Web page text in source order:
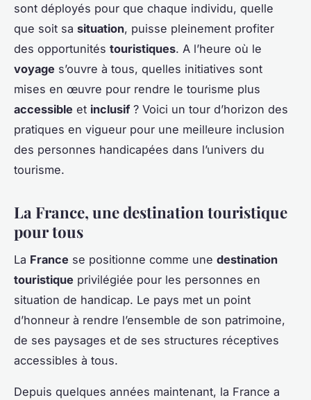
sont déployés pour que chaque individu, quelle
que soit sa situation, puisse pleinement profiter
des opportunités touristiques. A l’heure où le
voyage s’ouvre à tous, quelles initiatives sont
mises en œuvre pour rendre le tourisme plus
accessible et inclusif? Voici un tour d’horizon des
pratiques en vigueur pour une meilleure inclusion
des personnes handicapées dans l’univers du
tourisme.
La France, une destination touristique
pour tous
La France se positionne comme une destination
touristique privilégiée pour les personnes en
situation de handicap. Le pays met un point
d’honneur à rendre l’ensemble de son patrimoine,
de ses paysages et de ses structures réceptives
accessibles à tous.
Depuis quelques années maintenant, la France a